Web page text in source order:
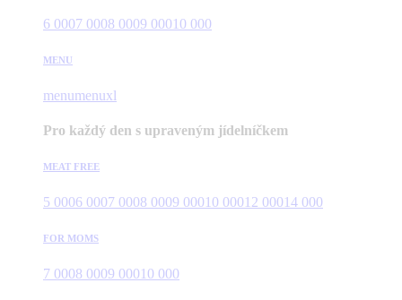
6 0007 0008 0009 00010 000
MENU
menumenuxl
Pro každý den s upraveným jídelníčkem
MEAT FREE
5 0006 0007 0008 0009 00010 00012 00014 000
FOR MOMS
7 0008 0009 00010 000